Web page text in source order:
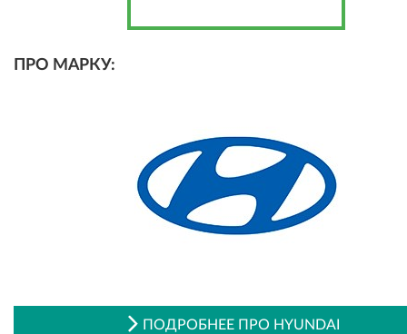
ПРО МАРКУ:
ПОДРОБНЕЕ ПРО HYUNDAI